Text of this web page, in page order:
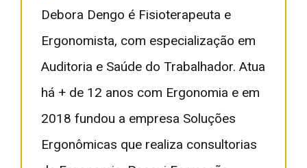
Debora Dengo é Fisioterapeuta e
Ergonomista, com especialização em
Auditoria e Saúde do Trabalhador. Atua
há + de 12 anos com Ergonomia e em
2018 fundou a empresa Soluções
Ergonômicas que realiza consultorias